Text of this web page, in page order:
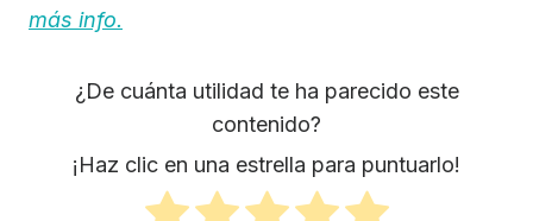
más info.
¿De cuánta utilidad te ha parecido este
contenido?
¡Haz clic en una estrella para puntuarlo!